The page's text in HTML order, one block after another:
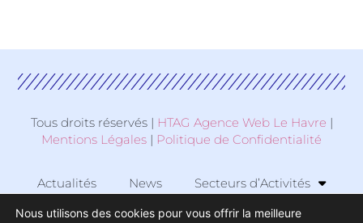
Tous droits réservés | HTAG Agence Web Le Havre |
Mentions Légales | Politique de Confidentialité
Actualités News Secteurs d’Activités
Nous utilisons des cookies pour vous offrir la meilleure